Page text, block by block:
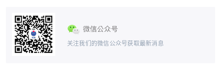
关注我们的微信公众号获取最新消息